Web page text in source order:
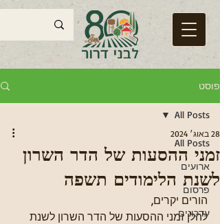
פוסט
All Posts
ארועים
פרסום
עדכונים
All Posts
זמני ההסעות של הדר השרון
לשנת הלימודים תשפה
28 באוג׳ 2024
הורים יקרים,
להלן זמני ההסעות של הדר השרון לשנת